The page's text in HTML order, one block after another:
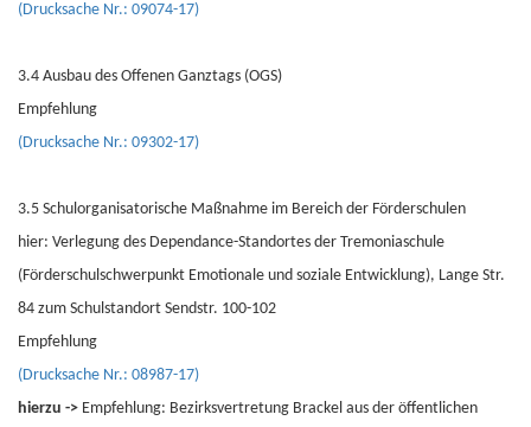
(Drucksache Nr.: 09074-17)
3.4 Ausbau des Offenen Ganztags (OGS)
Empfehlung
(Drucksache Nr.: 09302-17)
3.5 Schulorganisatorische Maßnahme im Bereich der Förderschulen
hier: Verlegung des Dependance-Standortes der Tremoniaschule
(Förderschulschwerpunkt Emotionale und soziale Entwicklung), Lange Str.
84 zum Schulstandort Sendstr. 100-102
Empfehlung
(Drucksache Nr.: 08987-17)
hierzu -> Empfehlung: Bezirksvertretung Brackel aus der öffentlichen